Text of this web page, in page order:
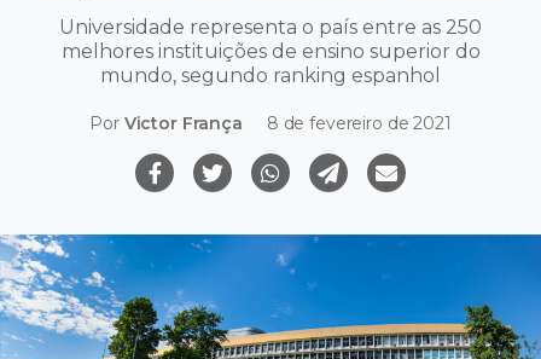
Universidade representa o país entre as 250
melhores instituições de ensino superior do
mundo, segundo ranking espanhol
Por Victor França 8 de fevereiro de 2021